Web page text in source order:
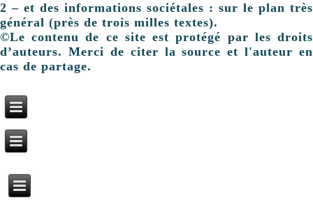
2 – et des informations sociétales : sur le plan très
général (près de trois milles textes).
©Le contenu de ce site est protégé par les droits
d’auteurs. Merci de citer la source et l'auteur en
cas de partage.